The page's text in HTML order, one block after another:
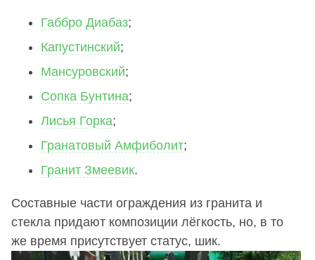
Габбро Диабаз;
Капустинский;
Мансуровский;
Сопка Бунтина;
Лисья Горка;
Гранатовый Амфиболит;
Гранит Змеевик.
Составные части ограждения из гранита и
стекла придают композиции лёгкость, но, в то
же время присутствует статус, шик.